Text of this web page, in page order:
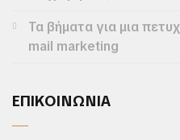
Τα βήματα για μια
mail marketing
ΕΠΙΚΟΙΝΩΝΙΑ